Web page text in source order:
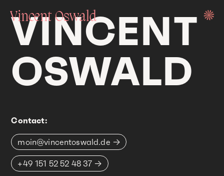
Vincent Oswald
VINCENT
OSWALD
Contact:
moin@vincentoswald.de
+49 151 52 52 48 37